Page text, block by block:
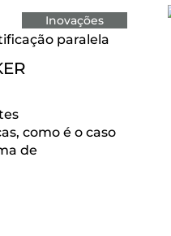
Inovações
paralela
como é o caso
de